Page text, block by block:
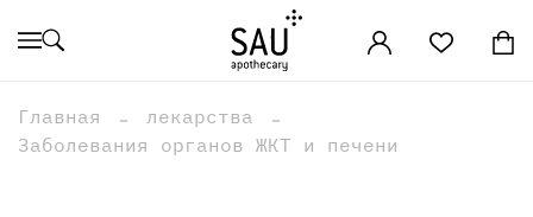
Главная
лекарства
Заболевания органов ЖКТ и печени